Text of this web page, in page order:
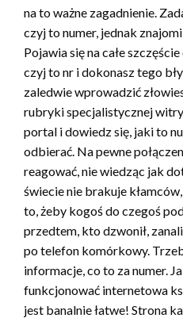
na to ważne zagadnienie.
czyj to numer, jednak
Pojawia się na całe
czyj to nr i dokonasz tego
zaledwie wprowadzić
rubryki specjalistycznej
portal i dowiedz się, jaki to
odbierać. Na pewne
reagować, nie wiedząc jak
świecie nie brakuje
to, żeby kogoś do czegoś
przedtem, kto dzwonił,
po telefon komórkowy.
informacje, co to za numer.
funkcjonować internetowa
jest banalnie łatwe! Strona